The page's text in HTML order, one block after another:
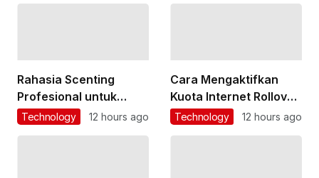
Rahasia Scenting
Profesional untuk
Mengharumkan Area
Technology 12 hours ago
Cara Mengaktifkan
Kuota Internet Rollover
Telkomsel, XL, dan
Technology 12 hours ago